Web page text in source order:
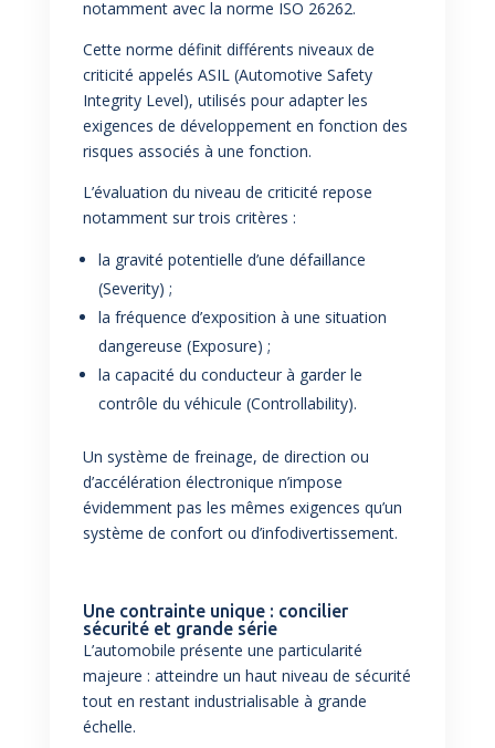
notamment avec la norme ISO 26262.
Cette norme définit différents niveaux de
criticité appelés ASIL (Automotive Safety
Integrity Level), utilisés pour adapter les
exigences de développement en fonction des
risques associés à une fonction.
L’évaluation du niveau de criticité repose
notamment sur trois critères :
la gravité potentielle d’une défaillance
(Severity) ;
la fréquence d’exposition à une situation
dangereuse (Exposure) ;
la capacité du conducteur à garder le
contrôle du véhicule (Controllability).
Un système de freinage, de direction ou
d’accélération électronique n’impose
évidemment pas les mêmes exigences qu’un
système de confort ou d’infodivertissement.
Une contrainte unique : concilier
sécurité et grande série
L’automobile présente une particularité
majeure : atteindre un haut niveau de sécurité
tout en restant industrialisable à grande
échelle.